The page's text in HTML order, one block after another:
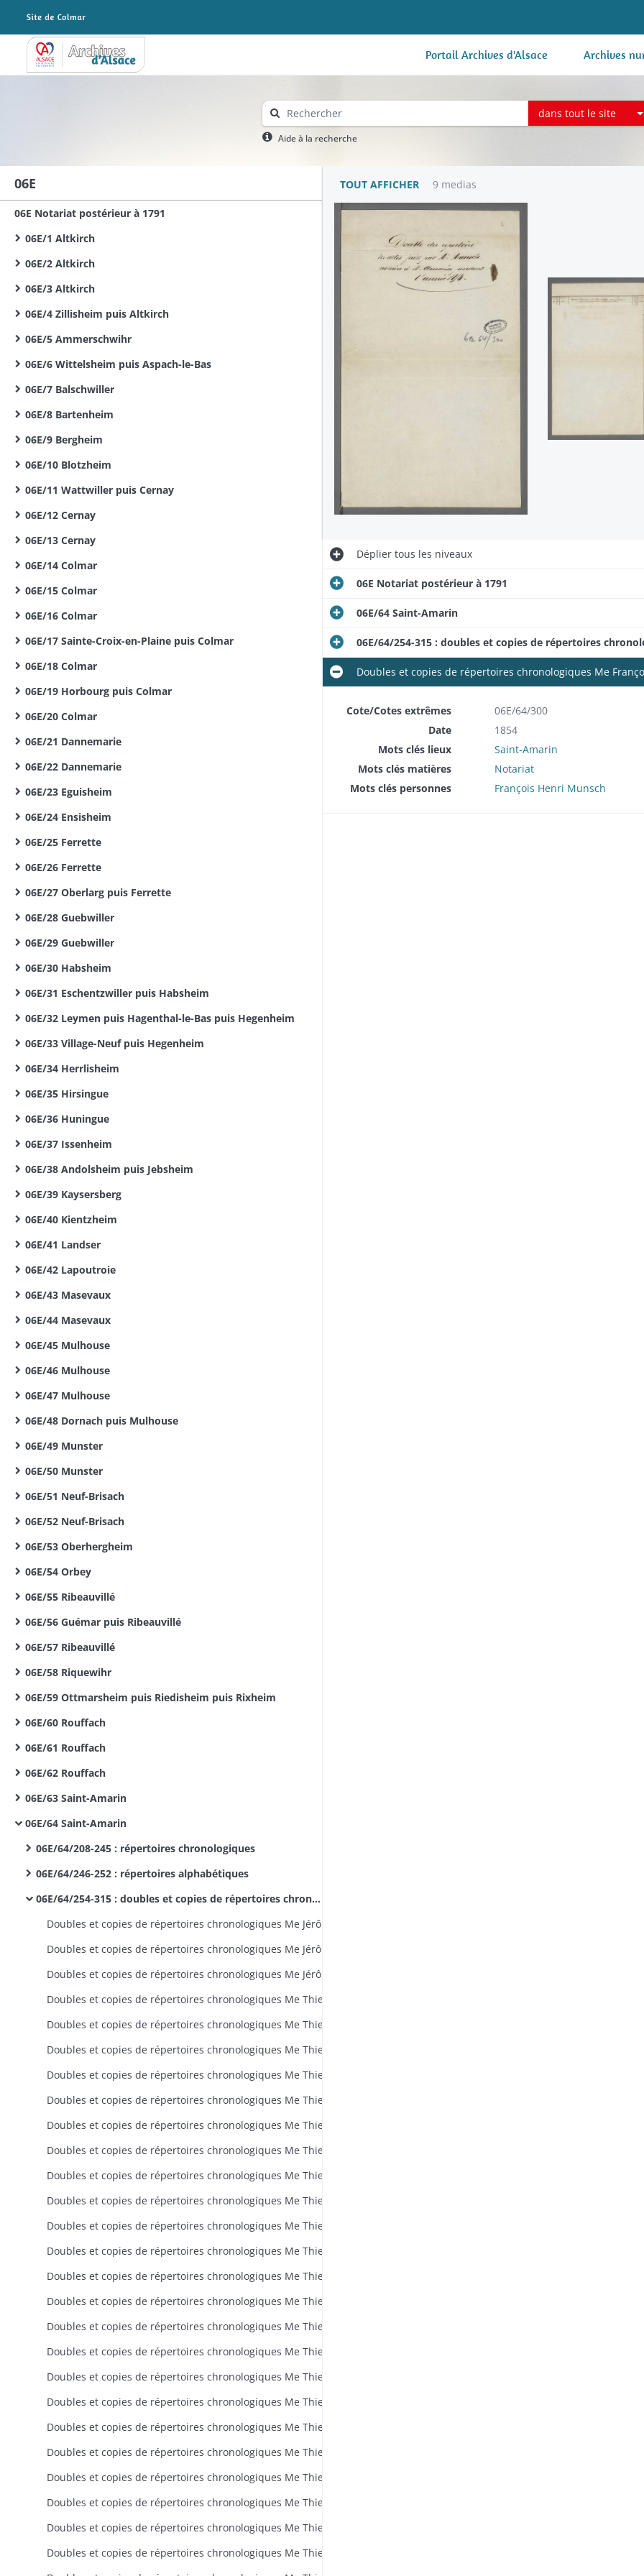
Archives Alsace - Colmar Portail Archives d'Alsace Archives
dans tout le site
Aide à la recherche
06E
06E Notariat postérieur à 1791
06E/1 Altkirch
06E/2 Altkirch
06E/3 Altkirch
06E/4 Zillisheim puis Altkirch
06E/5 Ammerschwihr
06E/6 Wittelsheim puis Aspach-le-Bas
06E/7 Balschwiller
06E/8 Bartenheim
06E/9 Bergheim
06E/10 Blotzheim
06E/11 Wattwiller puis Cernay
06E/12 Cernay
06E/13 Cernay
06E/14 Colmar
06E/15 Colmar
06E/16 Colmar
06E/17 Sainte-Croix-en-Plaine puis Colmar
06E/18 Colmar
06E/19 Horbourg puis Colmar
06E/20 Colmar
06E/21 Dannemarie
06E/22 Dannemarie
06E/23 Eguisheim
06E/24 Ensisheim
06E/25 Ferrette
06E/26 Ferrette
06E/27 Oberlarg puis Ferrette
06E/28 Guebwiller
06E/29 Guebwiller
06E/30 Habsheim
06E/31 Eschentzwiller puis Habsheim
06E/32 Leymen puis Hagenthal-le-Bas puis Hegenheim
06E/33 Village-Neuf puis Hegenheim
06E/34 Herrlisheim
06E/35 Hirsingue
06E/36 Huningue
06E/37 Issenheim
06E/38 Andolsheim puis Jebsheim
06E/39 Kaysersberg
06E/40 Kientzheim
06E/41 Landser
06E/42 Lapoutroie
06E/43 Masevaux
06E/44 Masevaux
06E/45 Mulhouse
06E/46 Mulhouse
06E/47 Mulhouse
06E/48 Dornach puis Mulhouse
06E/49 Munster
06E/50 Munster
06E/51 Neuf-Brisach
06E/52 Neuf-Brisach
06E/53 Oberhergheim
06E/54 Orbey
06E/55 Ribeauvillé
06E/56 Guémar puis Ribeauvillé
06E/57 Ribeauvillé
06E/58 Riquewihr
06E/59 Ottmarsheim puis Riedisheim puis Rixheim
06E/60 Rouffach
06E/61 Rouffach
06E/62 Rouffach
06E/63 Saint-Amarin
06E/64 Saint-Amarin
06E/64/208-245 : répertoires chronologiques
06E/64/246-252 : répertoires alphabétiques
06E/64/254-315 : doubles et copies de répertoires chronologiques
TOUT AFFICHER 9 medias
Dépliertous les niveaux
06E Notariat postérieur à 1791
06E/64 Saint-Amarin
06E/64/254-315 : doubles et copies de répertoires
Doubles et copies de répertoires chronologiques Me
Cote/Cotes extrêmes
06E/64/300
Date
1854
Mots clés lieux
Saint-Amarin
Mots clés matières
Notariat
Mots clés personnes
François Henri Munsch